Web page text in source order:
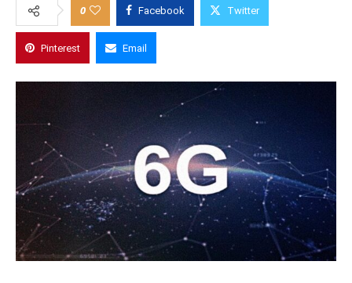
0 Facebook Twitter
Pinterest Email